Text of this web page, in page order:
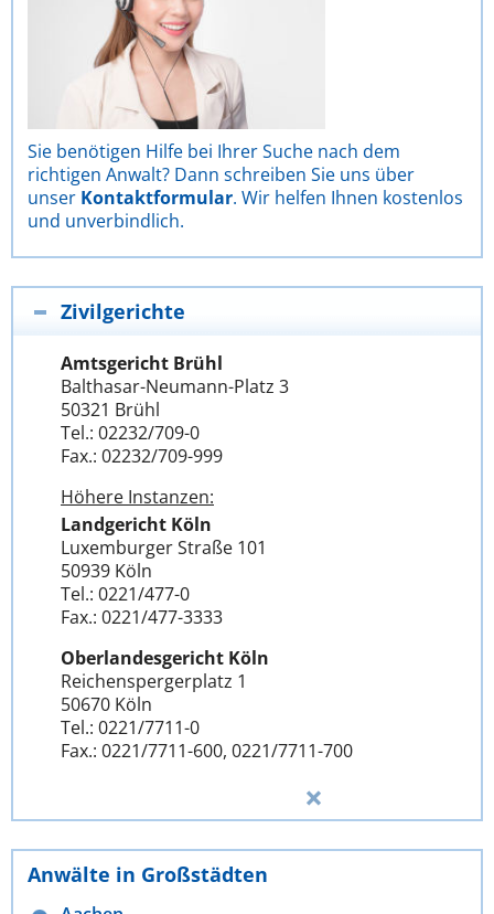
Sie benötigen Hilfe bei Ihrer Suche nach dem
richtigen Anwalt? Dann schreiben Sie uns über
unser Kontaktformular. Wir helfen Ihnen kostenlos
und unverbindlich.
Zivilgerichte
Amtsgericht Brühl
Balthasar-Neumann-Platz 3
50321 Brühl
Tel.: 02232/709-0
Fax.: 02232/709-999
Höhere Instanzen:
Landgericht Köln
Luxemburger Straße 101
50939 Köln
Tel.: 0221/477-0
Fax.: 0221/477-3333
Oberlandesgericht Köln
Reichenspergerplatz 1
50670 Köln
Tel.: 0221/7711-0
Fax.: 0221/7711-600, 0221/7711-700
Anwälte in Großstädten